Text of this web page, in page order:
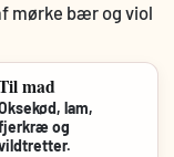
mørke bær og viol
mad
lam,
og